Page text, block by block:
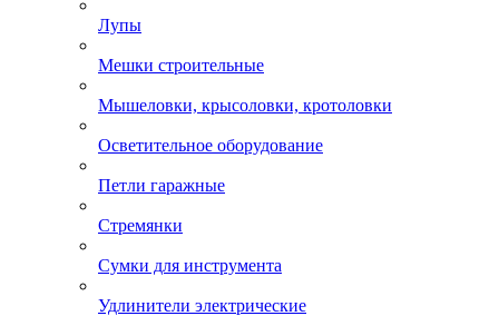
Лупы
Мешки строительные
Мышеловки, крысоловки, кротоловки
Осветительное оборудование
Петли гаражные
Стремянки
Сумки для инструмента
Удлинители электрические